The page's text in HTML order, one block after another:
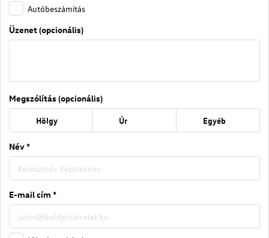
Autóbeszámítás
Üzenet (opcionális)
Megszólítás (opcionális)
Hölgy Úr Egyéb
Név *
E-mail cím *